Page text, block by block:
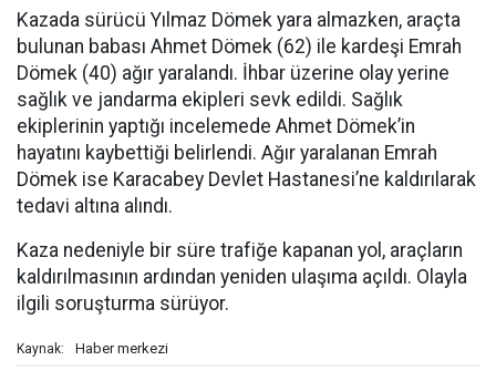
Kazada sürücü Yılmaz Dömek yara almazken, araçta
bulunan babası Ahmet Dömek (62) ile kardeşi Emrah
Dömek (40) ağır yaralandı. İhbar üzerine olay yerine
sağlık ve jandarma ekipleri sevk edildi. Sağlık
ekiplerinin yaptığı incelemede Ahmet Dömek’in
hayatını kaybettiği belirlendi. Ağır yaralanan Emrah
Dömek ise Karacabey Devlet Hastanesi’ne kaldırılarak
tedavi altına alındı.
Kaza nedeniyle bir süre trafiğe kapanan yol, araçların
kaldırılmasının ardından yeniden ulaşıma açıldı. Olayla
ilgili soruşturma sürüyor.
Kaynak: Haber merkezi